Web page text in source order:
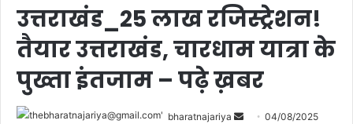
उत्तराखंड_25 लाख रजिस्ट्रेशन!
तैयार उत्तराखंड, चारधाम यात्रा के
पुख्ता इंतजाम – पढ़े ख़बर
bharatnajariya 04/08/2025